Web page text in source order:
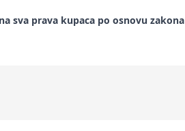
sva prava kupaca po osnovu